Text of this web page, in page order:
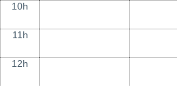
10h
11h
12h